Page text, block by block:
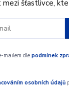
šťastlivce,
mailem dle podmínek
osobních údajů